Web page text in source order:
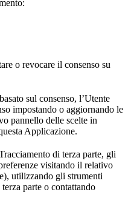
o revocare il consenso su
sul consenso, l’Utente
impostando o aggiornando le
pannello delle scelte in
Applicazione.
di terza parte, gli
visitando il relativo
utilizzando gli strumenti
parte o contattando